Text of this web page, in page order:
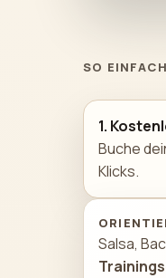
SO
1.
Buche
Klicks.
Salsa,